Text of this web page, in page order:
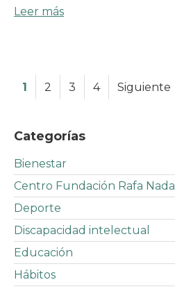
Leer más
1 2 3 4 Siguiente
Categorías
Bienestar
Centro Fundación Rafa Nadal
Deporte
Discapacidad intelectual
Educación
Hábitos